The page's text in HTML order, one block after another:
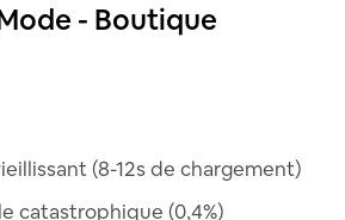
- Boutique
(8-12s de chargement)
catastrophique (0,4%)